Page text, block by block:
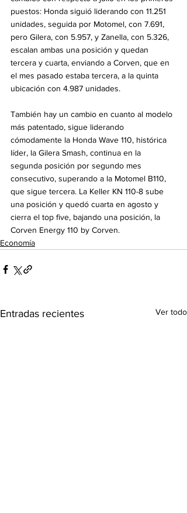
puestos: Honda siguió liderando con 11.251
unidades, seguida por Motomel, con 7.691,
pero Gilera, con 5.957, y Zanella, con 5.326,
escalan ambas una posición y quedan
tercera y cuarta, enviando a Corven, que en
el mes pasado estaba tercera, a la quinta
ubicación con 4.987 unidades.
También hay un cambio en cuanto al modelo
más patentado, sigue liderando
cómodamente la Honda Wave 110, histórica
líder, la Gilera Smash, continua en la
segunda posición por segundo mes
consecutivo, superando a la Motomel B110,
que sigue tercera. La Keller KN 110-8 sube
una posición y quedó cuarta en agosto y
cierra el top five, bajando una posición, la
Corven Energy 110 by Corven.
Economía
Entradas recientes Ver todo